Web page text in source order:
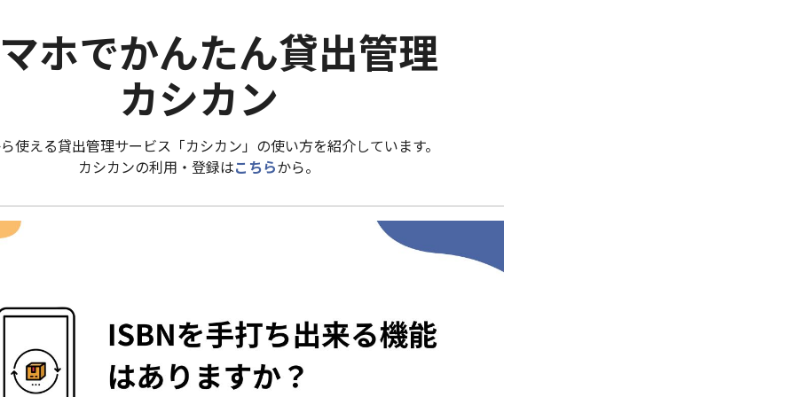
ホでかんたん貸出管理
カシカン
使える貸出管理サービス「カシカン」の使い方を紹介しています。
カシカンの利用・登録はこちらから。